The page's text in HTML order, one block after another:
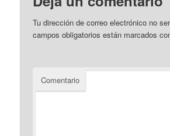
Tu dirección de correo electrónico no
campos obligatorios están marcados
Comentario